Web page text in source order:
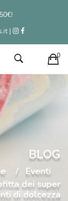
|
0
BLOG
Eventi
dei super
di dolcezza